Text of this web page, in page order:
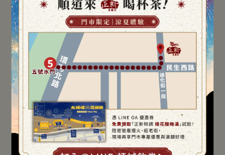
台灣紅心芭樂乾
NT$200
加入購物車 加入購物車